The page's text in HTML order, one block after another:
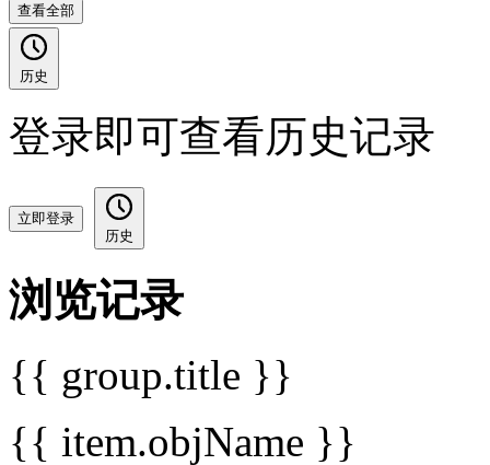
查看全部
历史
登录即可查看历史记录
立即登录
历史
浏览记录
{{ group.title }}
{{ item.objName }}